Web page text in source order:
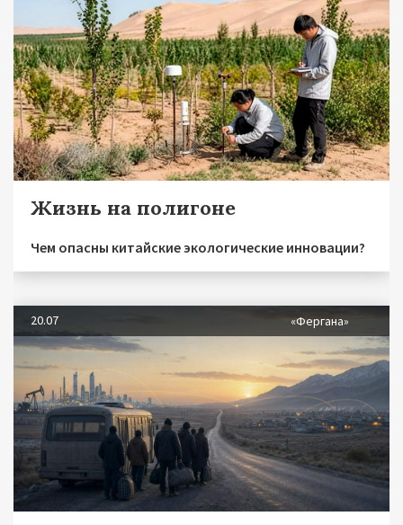
Жизнь на полигоне
Чем опасны китайские экологические инновации?
20.07 «Фергана»